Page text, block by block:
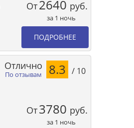
От2640 руб.
за 1 ночь
ПОДРОБНЕЕ
По отзывам
Отлично 8.3 / 10
От3780 руб.
за 1 ночь